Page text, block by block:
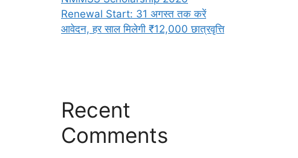
Renewal Start: 31 अगस्त तक करें
आवेदन, हर साल मिलेगी ₹12,000 छात्रवृत्ति
Recent
Comments